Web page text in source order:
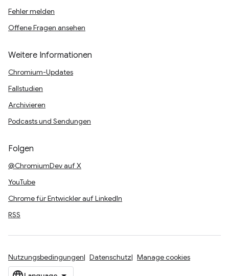
Fehler melden
Offene Fragen ansehen
Weitere Informationen
Chromium-Updates
Fallstudien
Archivieren
Podcasts und Sendungen
Folgen
@ChromiumDev auf X
YouTube
Chrome für Entwickler auf LinkedIn
RSS
Nutzungsbedingungen Datenschutz Manage cookies